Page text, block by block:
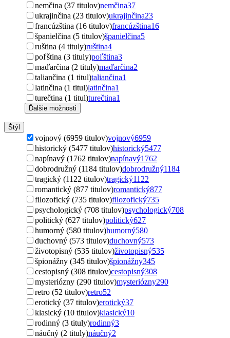
nemčina (37 titulov)nemčina37
ukrajinčina (23 titulov)ukrajinčina23
francúzština (16 titulov)francúzština16
španielčina (5 titulov)španielčina5
ruština (4 tituly)ruština4
poľština (3 tituly)poľština3
maďarčina (2 tituly)maďarčina2
taliančina (1 titul)taliančina1
latinčina (1 titul)latinčina1
turečtina (1 titul)turečtina1
Ďalšie možnosti
Štýl
vojnový (6959 titulov)vojnový6959
historický (5477 titulov)historický5477
napínavý (1762 titulov)napínavý1762
dobrodružný (1184 titulov)dobrodružný1184
tragický (1122 titulov)tragický1122
romantický (877 titulov)romantický877
filozofický (735 titulov)filozofický735
psychologický (708 titulov)psychologický708
politický (627 titulov)politický627
humorný (580 titulov)humorný580
duchovný (573 titulov)duchovný573
životopisný (535 titulov)životopisný535
špionážny (345 titulov)špionážny345
cestopisný (308 titulov)cestopisný308
mysteriózny (290 titulov)mysteriózny290
retro (52 titulov)retro52
erotický (37 titulov)erotický37
klasický (10 titulov)klasický10
rodinný (3 tituly)rodinný3
náučný (2 tituly)náučný2